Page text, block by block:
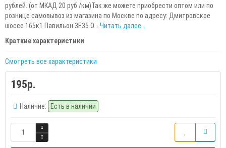
рублей. (от МКАД 20 руб /км)Так же можете приобрести оптом или по
рознице самовывоз из магазина по Москве по адресу: Дмитровское
шоссе 165к1 Павильон 3Е35 О... Читать далее...
Краткие характеристики
Смотреть все характеристики
195р.
Наличие: Есть в наличии